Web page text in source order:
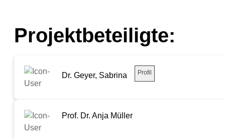
Projektbeteiligte:
Dr. Geyer, Sabrina Profil
Prof. Dr. Anja Müller